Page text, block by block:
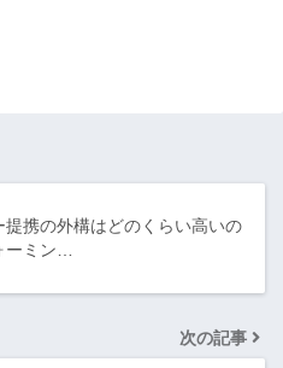
提携の外構はどのくらい高いの
ーミン…
次の記事